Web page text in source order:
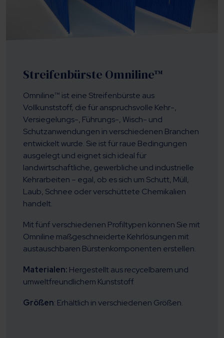
Streifenbürste Omniline™
Omniline™ ist eine Streifenbürste aus
Vollkunststoff, die für anspruchsvolle Kehr-,
Versiegelungs-, Führungs-, Wisch- und
Schutzanwendungen in verschiedenen Branchen
entwickelt wurde. Sie ist für raue Bedingungen
ausgelegt und eignet sich ideal für
landwirtschaftliche, gewerbliche und industrielle
Kehrarbeiten – egal, ob es sich um Schutt, Müll,
Laub, Schnee oder verschüttete Chemikalien
handelt.
Mit fünf verschiedenen Profiltypen können Sie mit
Omniline maßgeschneiderte Kehrlösungen mit
austauschbaren Bürstenkomponenten erstellen.
Materialen: Hergestellt aus recycelbarem und
umweltfreundlichem Kunststoff.
Größen: Erhältlich in verschiedenen Größen.